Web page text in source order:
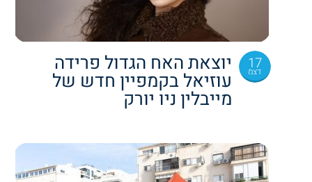
17
דצמ יוצאת האח הגדול פרידה
עוזיאל בקמפיין חדש של
מייבלין ניו יורק